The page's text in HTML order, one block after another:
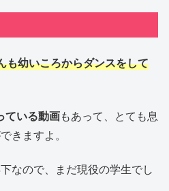
も幼いころからダンスをして
ている動画もあって、とても息
きますよ。
なので、まだ現役の学生でし